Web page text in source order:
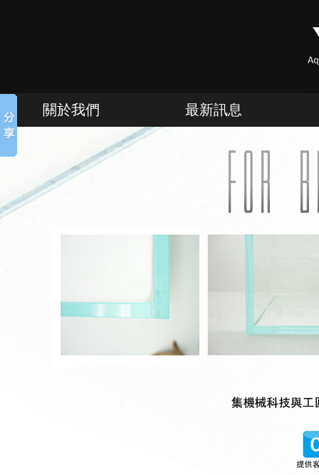
關於我們 最新訊息